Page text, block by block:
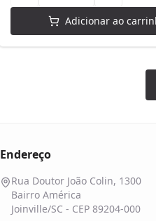
Adicionar ao
Endereço
Rua Doutor João Colin, 1300
Bairro América
Joinville/SC - CEP 89204-000